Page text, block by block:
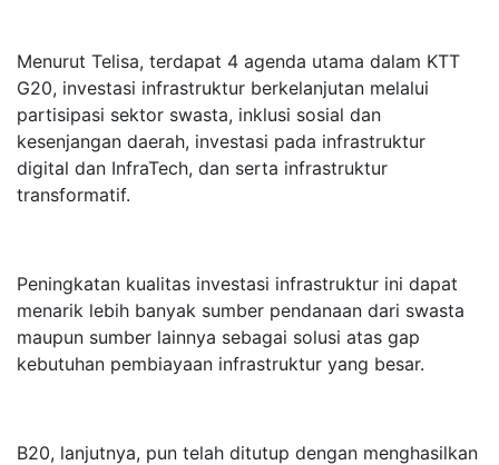
Menurut Telisa, terdapat 4 agenda utama dalam KTT
G20, investasi infrastruktur berkelanjutan melalui
partisipasi sektor swasta, inklusi sosial dan
kesenjangan daerah, investasi pada infrastruktur
digital dan InfraTech, dan serta infrastruktur
transformatif.
Peningkatan kualitas investasi infrastruktur ini dapat
menarik lebih banyak sumber pendanaan dari swasta
maupun sumber lainnya sebagai solusi atas gap
kebutuhan pembiayaan infrastruktur yang besar.
B20, lanjutnya, pun telah ditutup dengan menghasilkan